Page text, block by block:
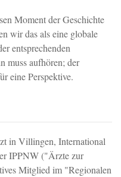
Moment der Geschichte
wir das als eine globale
entsprechenden
muss aufhören; der
eine Perspektive.
in Villingen, International
IPPNW ("Ärzte zur
Mitglied im "Regionalen